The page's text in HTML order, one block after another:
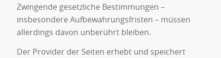
Zwingende gesetzliche Bestimmungen –
insbesondere Aufbewahrungsfristen – müssen
allerdings davon unberührt bleiben.
Der Provider der Seiten erhebt und speichert